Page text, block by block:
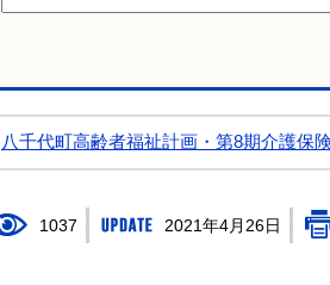
八千代町高齢者福祉計画・第8期介護保
1037 2021年4月26日